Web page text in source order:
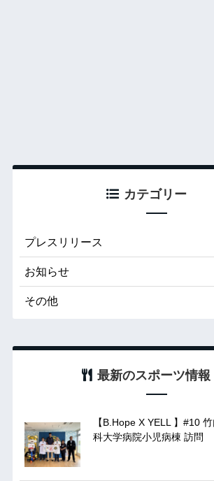
カテゴリー
プレスリリース
お知らせ
その他
最新のスポーツ情報
【B.Hope X YELL 】#10
科大学病院小児病棟 訪問